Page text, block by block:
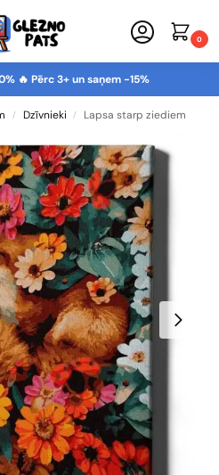
0
🔥 Pērc 3+ un saņem -15%
/ Dzīvnieki / Lapsa starp ziediem